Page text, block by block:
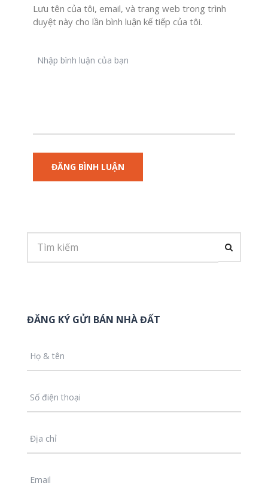
Lưu tên của tôi, email, và trang web trong trình
duyệt này cho lần bình luận kế tiếp của tôi.
ĐĂNG KÝ GỬI BÁN NHÀ ĐẤT